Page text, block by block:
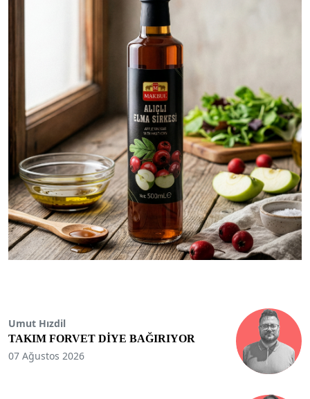
Umut Hızdil
TAKIM FORVET DİYE BAĞIRIYOR
07 Ağustos 2026